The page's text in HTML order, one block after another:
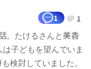
1 1
。たけるさんと美香
子どもを望んでいま
検討していました。